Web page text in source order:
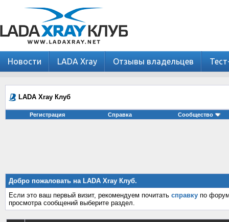
Новости LADA Xray Отзывы владельцев
LADA Xray Клуб
Регистрация Справка Сообщество
Добро пожаловать на LADA Xray Клуб.
Если это ваш первый визит, рекомендуем почитать справку по
просмотра сообщений выберите раздел.